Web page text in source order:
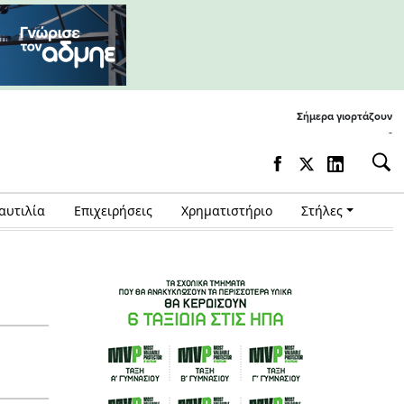
Σήμερα γιορτάζουν
-
Επιχειρήσεις Χρηματιστήριο Στήλες